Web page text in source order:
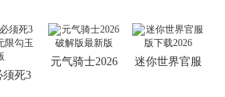
须死3
元气骑士2026
迷你世界官服